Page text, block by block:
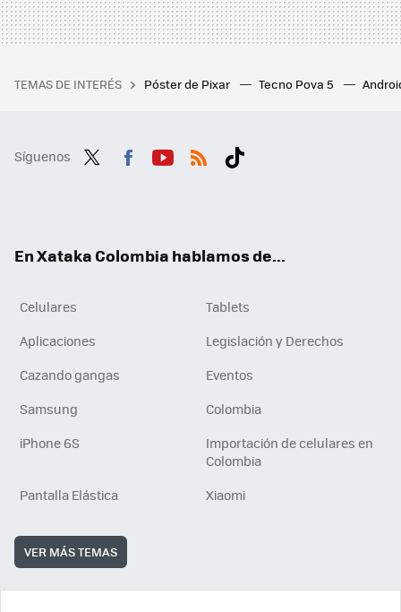
TEMAS DE INTERÉS Póster de Pixar Tecno Pova 5
Síguenos
En Xataka Colombia hablamos de...
Celulares
Tablets
Aplicaciones
Legislación y Derechos
Cazando gangas
Eventos
Samsung
Colombia
iPhone 6S
Importación de celulares en
Colombia
Pantalla Elástica
Xiaomi
VER MÁS TEMAS